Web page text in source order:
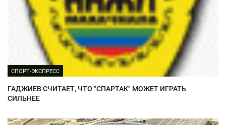
СПОРТ-ЭКСПРЕСС
ГАДЖИЕВ СЧИТАЕТ, ЧТО "СПАРТАК" МОЖЕТ ИГРАТЬ
СИЛЬНЕЕ